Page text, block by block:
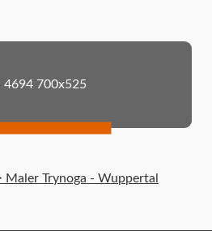
4694 700x525
Maler Trynoga - Wuppertal